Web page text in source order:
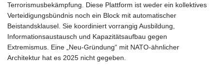
GYD 241.157003
HKD 9.066767
HNL 30.895616
HRK 7.536622
HTG 150.718127
HUF 363.096405
Terrorismusbekämpfung. Diese Plattform ist weder ein kollektives
Verteidigungsbündnis noch ein Block mit automatischer
Beistandsklausel. Sie koordiniert vorrangig Ausbildung,
Informationsaustausch und Kapazitätsaufbau gegen
Extremismus. Eine „Neu‑Gründung“ mit NATO‑ähnlicher
Architektur hat es 2025 nicht gegeben.